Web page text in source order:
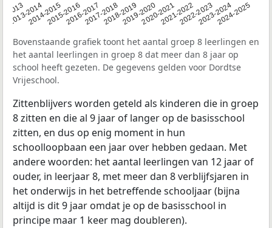
2013
2013-2014
2014-20152015-20162016-20172017-20182018-20192019-20202020-20212021-20222022-20232023-20242024-2025
Bovenstaande grafiek toont het aantal groep 8 leerlingen en
het aantal leerlingen in groep 8 dat meer dan 8 jaar op
school heeft gezeten. De gegevens gelden voor Dordtse
Vrijeschool.
Zittenblijvers worden geteld als kinderen die in groep
8 zitten en die al 9 jaar of langer op de basisschool
zitten, en dus op enig moment in hun
schoolloopbaan een jaar over hebben gedaan. Met
andere woorden: het aantal leerlingen van 12 jaar of
ouder, in leerjaar 8, met meer dan 8 verblijfsjaren in
het onderwijs in het betreffende schooljaar (bijna
altijd is dit 9 jaar omdat je op de basisschool in
principe maar 1 keer mag doubleren).